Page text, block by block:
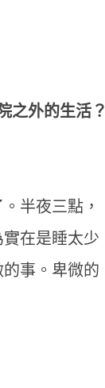
之外的生活？
半夜三點，
在是睡太少
事。卑微的